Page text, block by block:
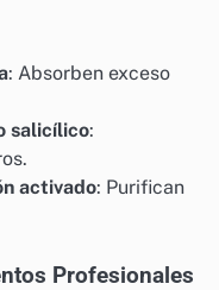
: Absorben exceso
salicílico:
activado: Purifican
Profesionales